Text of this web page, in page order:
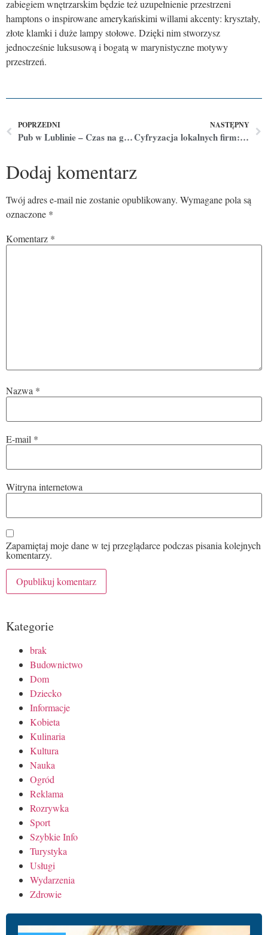
zabiegiem wnętrzarskim będzie też uzupełnienie przestrzeni
hamptons o inspirowane amerykańskimi willami akcenty: kryształy,
złote klamki i duże lampy stołowe. Dzięki nim stworzysz
jednocześnie luksusową i bogatą w marynistyczne motywy
przestrzeń.
POPRZEDNI
Pub w Lublinie – Czas na głosowanie!
NASTĘPNY
Cyfryzacja lokalnych firm: Jak technologie IT wspierają małe i średnie przedsiębiorstwa w Lublinie
Dodaj komentarz
Twój adres e-mail nie zostanie opublikowany. Wymagane pola są
oznaczone *
Komentarz *
Nazwa *
E-mail *
Witryna internetowa
Zapamiętaj moje dane w tej przeglądarce podczas pisania kolejnych
komentarzy.
Kategorie
brak
Budownictwo
Dom
Dziecko
Informacje
Kobieta
Kulinaria
Kultura
Nauka
Ogród
Reklama
Rozrywka
Sport
Szybkie Info
Turystyka
Usługi
Wydarzenia
Zdrowie